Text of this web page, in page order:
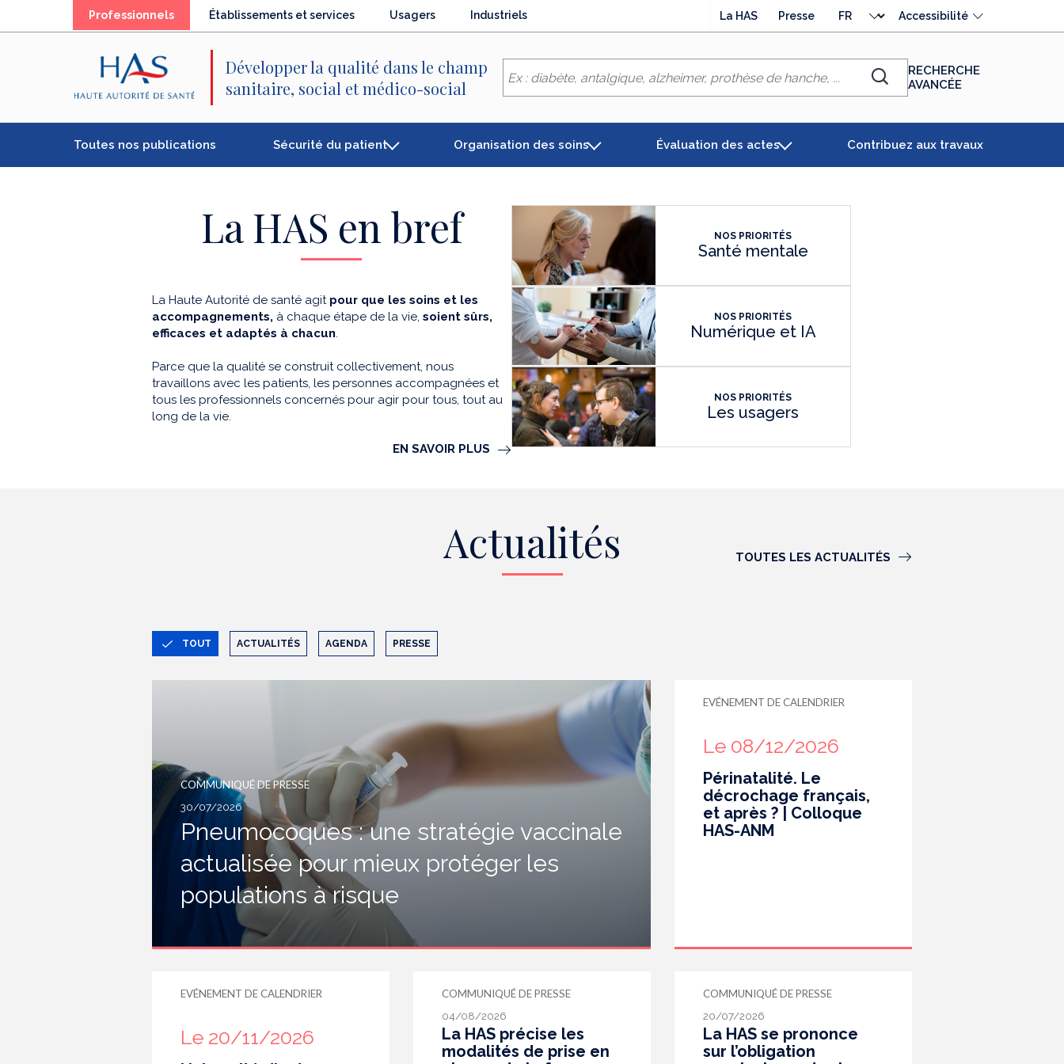
Professionnels(élémentÉtablissements et services Usagers Industriels La HAS Presse
langue
Accessibilité
Développer la qualité dans le champ
sanitaire, social et médico-social
Chercher
RECHERCHE
AVANCÉE
Toutes nos publications Sécurité du patient Organisation des soins Évaluation des actes Contribuez aux travaux
La HAS en bref
La Haute Autorité de santé agit pour que les soins et les
accompagnements, à chaque étape de la vie, soient sûrs,
efficaces et adaptés à chacun.
Parce que la qualité se construit collectivement, nous
travaillons avec les patients, les personnes accompagnées et
tous les professionnels concernés pour agir pour tous, tout au
long de la vie.
EN SAVOIR PLUS
NOS PRIORITÉS
Santé mentale
NOS PRIORITÉS
Numérique et IA
NOS PRIORITÉS
Les usagers
Actualités TOUTES LES ACTUALITÉS
TOUT ACTUALITÉS AGENDA PRESSE
COMMUNIQUÉ DE PRESSE
30/07/2026
Pneumocoques : une stratégie vaccinale
actualisée pour mieux protéger les
populations à risque
EVÉNEMENT DE CALENDRIER
Le 08/12/2026
Périnatalité. Le
décrochage français,
et après ? | Colloque
HAS-ANM
EVÉNEMENT DE CALENDRIER
Le 20/11/2026
COMMUNIQUÉ DE PRESSE
04/08/2026
La HAS précise les
modalités de prise en
COMMUNIQUÉ DE PRESSE
20/07/2026
La HAS se prononce
sur l’obligation